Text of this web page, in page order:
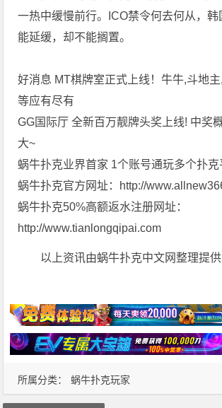
所属分类： 蜗牛扑克玩家
一热中缓慢前行。ICO禁令何去何从，韩
能延缓，却不能搁置。
好消息 MT棋牌室正式上线！牛牛,斗地
等应有尽有
GG国际厅 全新百万靓牌头奖上线! 中奖
大~
蜗牛扑克业界首家 1个账号通玩多个扑克
蜗牛扑克官方网址：http://
蜗牛扑克50%高额返水注册网址：
http://www.tianlongqipai.com
以上资讯由蜗牛扑克中文网整理提供